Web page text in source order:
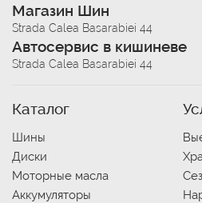
Магазин Шин
Strada Calea Basarabiei 44
Автосервис в кишиневе
Strada Calea Basarabiei 44
Каталог
Шины
Диски
Моторные масла
Аккумуляторы